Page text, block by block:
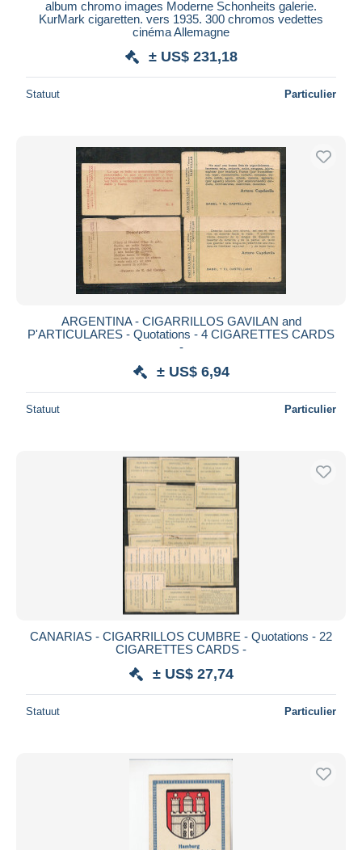
album chromo images Moderne Schonheits galerie.
KurMark cigaretten. vers 1935. 300 chromos vedettes
cinéma Allemagne
± US$ 231,18
Statuut Particulier
ARGENTINA - CIGARRILLOS GAVILAN and
P'ARTICULARES - Quotations - 4 CIGARETTES CARDS
-
± US$ 6,94
Statuut Particulier
CANARIAS - CIGARRILLOS CUMBRE - Quotations - 22
CIGARETTES CARDS -
± US$ 27,74
Statuut Particulier